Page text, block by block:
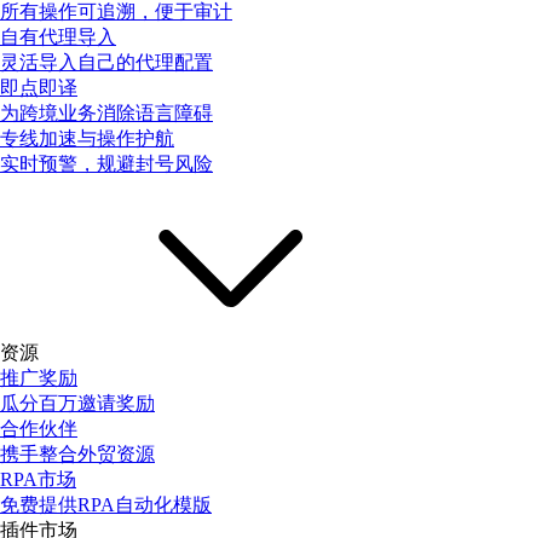
所有操作可追溯，便于审计
自有代理导入
灵活导入自己的代理配置
即点即译
为跨境业务消除语言障碍
专线加速与操作护航
实时预警，规避封号风险
资源
推广奖励
瓜分百万邀请奖励
合作伙伴
携手整合外贸资源
RPA市场
免费提供RPA自动化模版
插件市场